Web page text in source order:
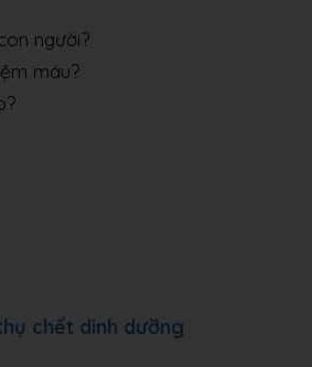
người?
máu?
chết dinh dưỡng